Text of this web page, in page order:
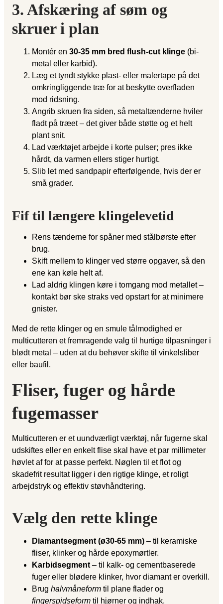
3. Afskæring af søm og
skruer i plan
Montér en 30-35 mm bred flush-cut klinge (bi-
metal eller karbid).
Læg et tyndt stykke plast- eller malertape på det
omkring­liggende træ for at beskytte overfladen
mod ridsning.
Angrib skruen fra siden, så metaltænderne hviler
fladt på træet – det giver både støtte og et helt
plant snit.
Lad værktøjet arbejde i korte pulser; pres ikke
hårdt, da varmen ellers stiger hurtigt.
Slib let med sandpapir efterfølgende, hvis der er
små grader.
Fif til længere klingelevetid
Rens tænderne for spåner med stålbørste efter
brug.
Skift mellem to klinger ved større opgaver, så den
ene kan køle helt af.
Lad aldrig klingen køre i tomgang mod metallet –
kontakt bør ske straks ved opstart for at minimere
gnister.
Med de rette klinger og en smule tålmodighed er
multicutteren et fremragende valg til hurtige tilpasninger i
blødt metal – uden at du behøver skifte til vinkelsliber
eller baufil.
Fliser, fuger og hårde
fugemasser
Multicutteren er et uundværligt værktøj, når fugerne skal
udskiftes eller en enkelt flise skal have et par millimeter
høvlet af for at passe perfekt. Nøglen til et flot og
skadefrit resultat ligger i den rigtige klinge, et roligt
arbejdstryk og effektiv støvhåndtering.
Vælg den rette klinge
Diamantsegment (ø30-65 mm) – til keramiske
fliser, klinker og hårde epoxymørtler.
Karbidsegment – til kalk- og cementbaserede
fuger eller blødere klinker, hvor diamant er overkill.
Brug halvmåneform til plane flader og
fingerspidseform til hjørner og indhak.